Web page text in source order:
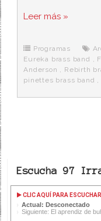
c
e
o
k
i
t
r
d
e
r
a
Leer más »
Programas
Eureka brass band ,
Anderson , Rebirth
pinettes brass band ,
Escucha 97
CLIC AQUÍ PARA
Actual: Desconectado
Siguiente: El aprendiz de